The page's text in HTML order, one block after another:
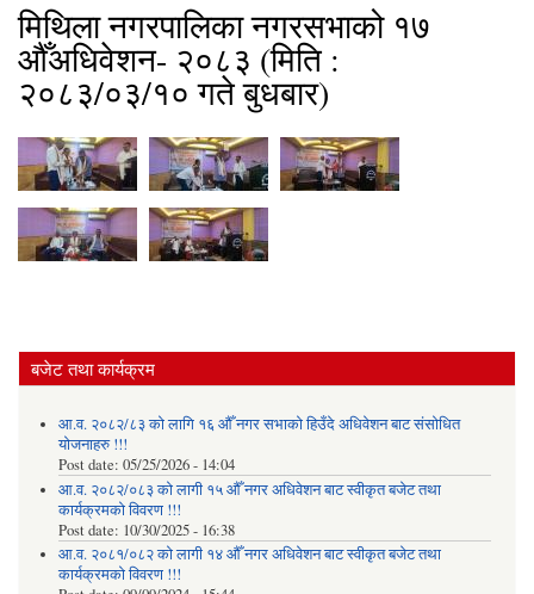
मिथिला नगरपालिका नगरसभाको १७
औँअधिवेशन- २०८३ (मिति :
२०८३/०३/१० गते बुधबार)
बजेट तथा कार्यक्रम
आ.व. २०८२/८३ को लागि १६ औँ नगर सभाको हिउँदे अधिवेशन बाट संसोधित
योजनाहरु !!!
Post date: 05/25/2026 - 14:04
आ.व. २०८२/०८३ को लागी १५ औँ नगर अधिवेशन बाट स्वीकृत बजेट तथा
कार्यक्रमको विवरण !!!
Post date: 10/30/2025 - 16:38
आ.व. २०८१/०८२ को लागी १४ औँ नगर अधिवेशन बाट स्वीकृत बजेट तथा
कार्यक्रमको विवरण !!!